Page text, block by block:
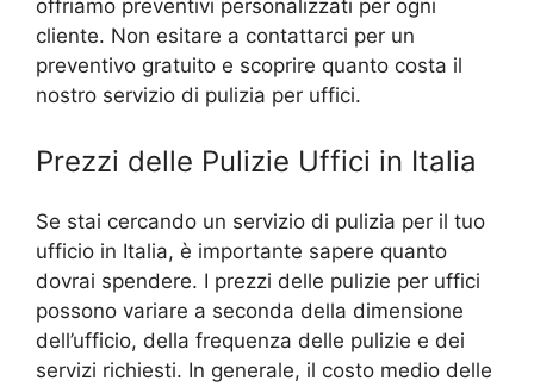
offriamo preventivi personalizzati per ogni
cliente. Non esitare a contattarci per un
preventivo gratuito e scoprire quanto costa il
nostro servizio di pulizia per uffici.
Prezzi delle Pulizie Uffici in Italia
Se stai cercando un servizio di pulizia per il tuo
ufficio in Italia, è importante sapere quanto
dovrai spendere. I prezzi delle pulizie per uffici
possono variare a seconda della dimensione
dell’ufficio, della frequenza delle pulizie e dei
servizi richiesti. In generale, il costo medio delle